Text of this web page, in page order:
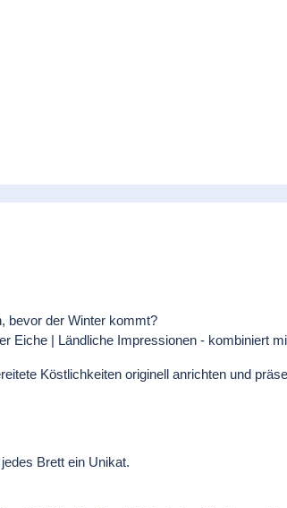
bevor der Winter kommt?
| Ländliche Impressionen - kombiniert
Köstlichkeiten originell anrichten und
Brett ein Unikat.